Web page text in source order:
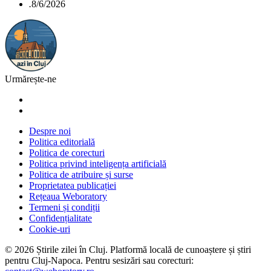
.8/6/2026
Urmărește-ne
Despre noi
Politica editorială
Politica de corecturi
Politica privind inteligența artificială
Politica de atribuire și surse
Proprietatea publicației
Rețeaua Weboratory
Termeni și condiții
Confidențialitate
Cookie-uri
© 2026 Știrile zilei în Cluj. Platformă locală de cunoaștere și știri
pentru Cluj-Napoca. Pentru sesizări sau corecturi: